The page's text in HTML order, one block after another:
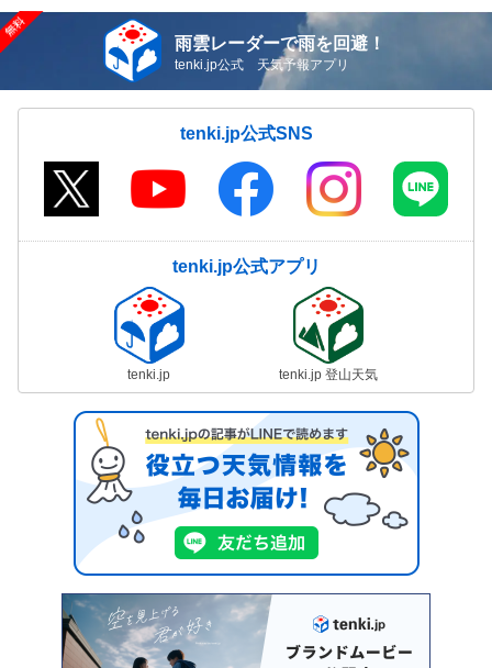
雨雲レーダーで雨を回避！
tenki.jp公式 天気予報アプリ
tenki.jp公式SNS
tenki.jp公式アプリ
tenki.jp tenki.jp 登山天気